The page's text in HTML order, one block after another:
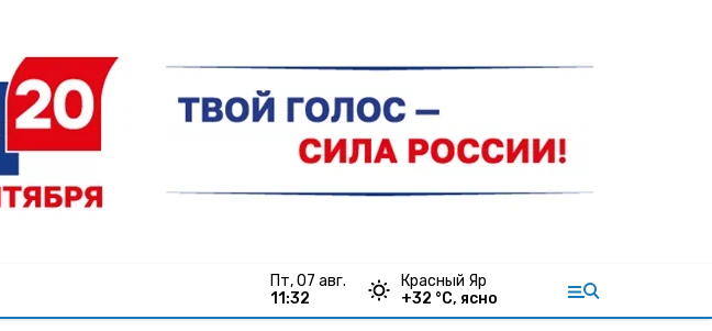
пт, 07 авг.
11:32
Красный Яр
+32 °С, ясно